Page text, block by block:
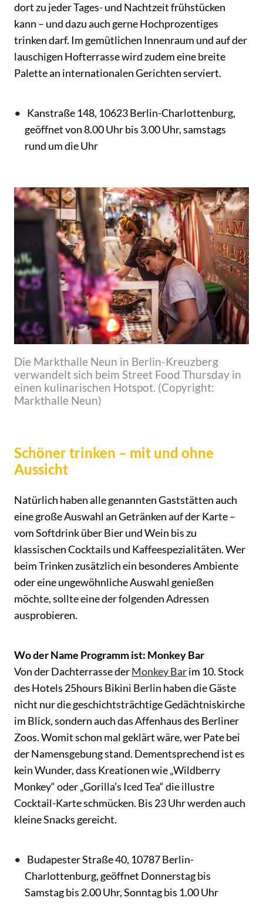
dort zu jeder Tages- und Nachtzeit frühstücken
kann – und dazu auch gerne Hochprozentiges
trinken darf. Im gemütlichen Innenraum und auf der
lauschigen Hofterrasse wird zudem eine breite
Palette an internationalen Gerichten serviert.
Kanstraße 148, 10623 Berlin-Charlottenburg,
geöffnet von 8.00 Uhr bis 3.00 Uhr, samstags
rund um die Uhr
Die Markthalle Neun in Berlin-Kreuzberg
verwandelt sich beim Street Food Thursday in
einen kulinarischen Hotspot. (Copyright:
Markthalle Neun)
Schöner trinken – mit und ohne
Aussicht
Natürlich haben alle genannten Gaststätten auch
eine große Auswahl an Getränken auf der Karte –
vom Softdrink über Bier und Wein bis zu
klassischen Cocktails und Kaffeespezialitäten. Wer
beim Trinken zusätzlich ein besonderes Ambiente
oder eine ungewöhnliche Auswahl genießen
möchte, sollte eine der folgenden Adressen
ausprobieren.
Wo der Name Programm ist: Monkey Bar
Von der Dachterrasse derMonkey Barim 10. Stock
des Hotels 25hours Bikini Berlin haben die Gäste
nicht nur die geschichtsträchtige Gedächtniskirche
im Blick, sondern auch das Affenhaus des Berliner
Zoos. Womit schon mal geklärt wäre, wer Pate bei
der Namensgebung stand. Dementsprechend ist es
kein Wunder, dass Kreationen wie „Wildberry
Monkey“ oder „Gorilla’s Iced Tea“ die illustre
Cocktail-Karte schmücken. Bis 23 Uhr werden auch
kleine Snacks gereicht.
Budapester Straße 40, 10787 Berlin-
Charlottenburg, geöffnet Donnerstag bis
Samstag bis 2.00 Uhr, Sonntag bis 1.00 Uhr